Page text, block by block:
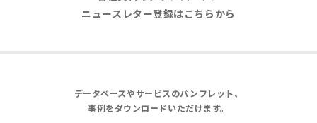
ニュースレター登録はこちらから
データベースやサービスのパンフレット、
事例をダウンロードいただけます。